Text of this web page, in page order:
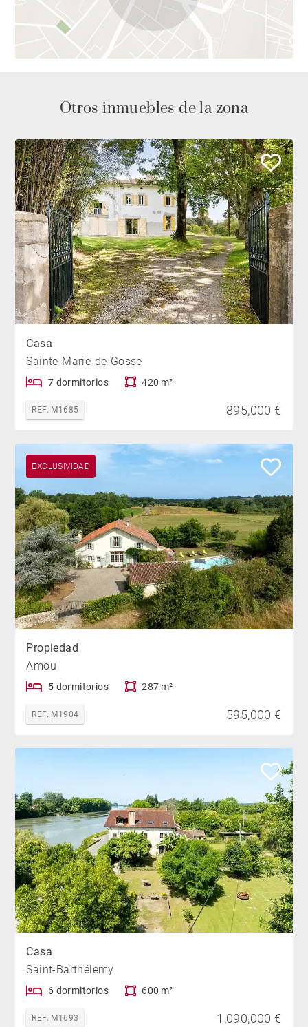
Otros inmuebles de la zona
Casa
Sainte-Marie-de-Gosse
7 dormitorios 420 m²
REF. M1685 895,000 €
EXCLUSIVIDAD
Propiedad
Amou
5 dormitorios 287 m²
REF. M1904 595,000 €
Casa
Saint-Barthélemy
6 dormitorios 600 m²
REF. M1693 1,090,000 €